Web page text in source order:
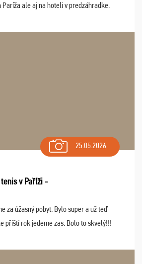
ale aj na hoteli v predzáhradke.
repete budúci rok : ...
25.05.2026
v Paříži -
za úžasný pobyt. Bylo super a už teď
příští rok jedeme zas. Bolo to skvelý!!!